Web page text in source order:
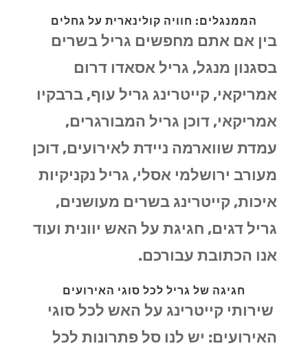
הממנגלים: חוויה קולינארית על גחלים
בין אם אתם מחפשים גריל בשרים
בסגנון מנגל, גריל אסאדו דרום
אמריקאי, קייטרינג גריל עוף, ברבקיו
אמריקאי, דוכן גריל המבורגרים,
עמדת שווארמה ניידת לאירועים, דוכן
מעורב ירושלמי אסלי, גריל נקניקיות
איכות, קייטרינג בשרים מעושנים,
גריל דגים, חגיגת על האש יוונית ועוד
אנו הכתובת עבורכם.
חגיגה של גריל לכל סוגי האירועים
שירותי קייטרינג על האש לכל סוגי
האירועים: יש לנו סל פתרונות לכל